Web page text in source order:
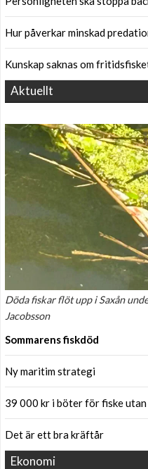
Hur påverkar minskad
Kunskap saknas om
Aktuellt
Döda fiskar flöt upp i Saxån
Jacobsson
Sommarens fiskdöd
Ny maritim strategi
39 000 kr i böter för fiske
Det är ett bra kräftår
Ekonomi